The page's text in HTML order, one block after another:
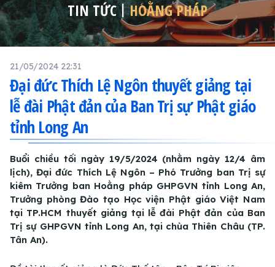
TIN TỨC HOẰNG PHÁP
21/05/2024 22:31
Đại đức Thích Lệ Ngôn thuyết giảng tại
lễ đài Phật đản của Ban Trị sự Phật giáo
tỉnh Long An
Buổi chiều tối ngày 19/5/2024 (nhằm ngày 12/4 âm
lịch), Đại đức Thích Lệ Ngôn – Phó Trưởng ban Trị sự
kiêm Trưởng ban Hoằng pháp GHPGVN tỉnh Long An,
Trưởng phòng Đào tạo Học viện Phật giáo Việt Nam
tại TP.HCM thuyết giảng tại lễ đài Phật đản của Ban
Trị sự GHPGVN tỉnh Long An, tại chùa Thiên Châu (TP.
Tân An).